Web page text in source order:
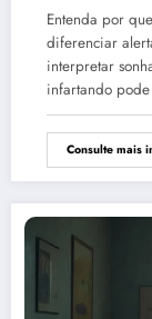
Entenda por
diferenciar
interpretar
infartando
Consulte mais